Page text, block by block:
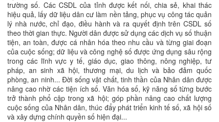
trường số. Các CSDL của tỉnh được kết nối, chia sẻ, khai thác
hiệu quả, lấy dữ liệu dân cư làm nền tảng, phục vụ công tác quản
lý nhà nước, chỉ đạo, điều hành và ra quyết định trên CSDL số
theo thời gian thực. Người dân được sử dụng các dịch vụ số thuận
tiện, an toàn, được cá nhân hóa theo nhu cầu và từng giai đoạn
của cuộc sống; dữ liệu và công nghệ số được ứng dụng sâu rộng
trong các lĩnh vực y tế, giáo dục, giao thông, nông nghiệp, tư
pháp, an sinh xã hội, thương mại, du lịch và bảo đảm quốc
phòng, an ninh... Đời sống vật chất, tinh thần của Nhân dân được
nâng cao nhờ các tiện ích số. Văn hóa số, kỹ năng số từng bước
trở thành phổ cập trong xã hội; góp phần nâng cao chất lượng
cuộc sống của Nhân dân, thúc đẩy phát triển kinh tế số, xã hội số
và xây dựng chính quyền số hiện đại...